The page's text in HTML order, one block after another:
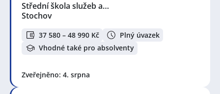
Střední škola služeb a…
Stochov
37 580 – 48 990 Kč
Plný úvazek
Vhodné také pro absolventy
Zveřejněno: 4. srpna